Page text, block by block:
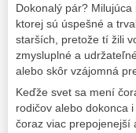
Dokonalý pár?
ktorej sú úspešné a
starších, pretože tí žili
zmysluplné a
alebo skôr vzájomná
Keďže svet sa mení
rodičov alebo dokonca
čoraz viac prepojenejší